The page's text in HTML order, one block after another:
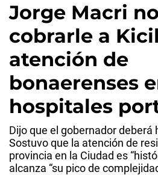
Jorge Macri
cobrarle a
atención de
bonaerenses
hospitales
Dijo que el gobernador deberá
Sostuvo que la atención de
provincia en la Ciudad es
alcanza “su pico de